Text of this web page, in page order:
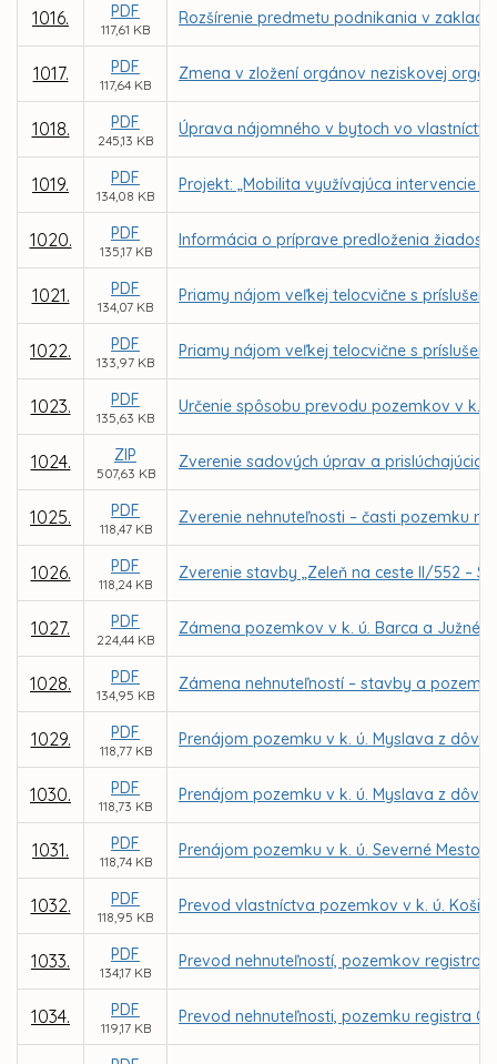
1016. PDF
117,61 KB
Rozšírenie predmetu podnikania v
1017. PDF
117,64 KB
Zmena v zložení orgánov neziskovej
1018. PDF
245,13 KB
Úprava nájomného v bytoch vo
1019. PDF
134,08 KB
Projekt: „Mobilita využívajúca intervencie
1020. PDF
135,17 KB
Informácia o príprave predloženia
1021. PDF
134,07 KB
Priamy nájom veľkej telocvične s
1022. PDF
133,97 KB
Priamy nájom veľkej telocvične s
1023. PDF
135,63 KB
Určenie spôsobu prevodu pozemkov v k.
1024. ZIP
507,63 KB
Zverenie sadových úprav a
1025. PDF
118,47 KB
Zverenie nehnuteľnosti – časti pozemku
1026. PDF
118,24 KB
Zverenie stavby „Zeleň na ceste II/552 –
1027. PDF
224,44 KB
Zámena pozemkov v k. ú. Barca a Južné
1028. PDF
134,95 KB
Zámena nehnuteľností – stavby a
1029. PDF
118,77 KB
Prenájom pozemku v k. ú. Myslava z
1030. PDF
118,73 KB
Prenájom pozemku v k. ú. Myslava z
1031. PDF
118,74 KB
Prenájom pozemku v k. ú. Severné
1032. PDF
118,95 KB
Prevod vlastníctva pozemkov v k. ú.
1033. PDF
134,17 KB
Prevod nehnuteľností, pozemkov registra
1034. PDF
119,17 KB
Prevod nehnuteľnosti, pozemku registra C